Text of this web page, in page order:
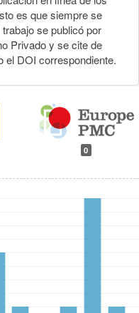
es que siempre se
se publicó por
Privado y se cite de
el DOI correspondiente.
0